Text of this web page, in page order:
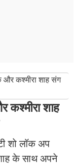
कश्मीरा शाह संग
शाह
शो लॉक अप
के साथ अपने